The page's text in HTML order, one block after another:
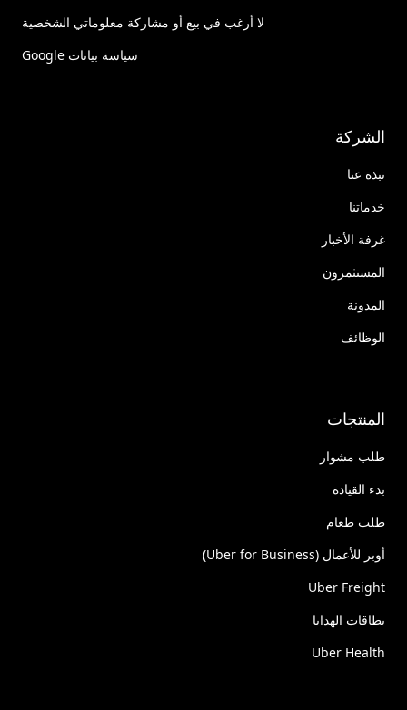
لا أرغب في بيع أو مشاركة معلوماتي الشخصية
سياسة بيانات Google
الشركة
نبذة عنا
خدماتنا
غرفة الأخبار
المستثمرون
المدونة
الوظائف
المنتجات
طلب مشوار
بدء القيادة
طلب طعام
أوبر للأعمال (Uber for Business)
Uber Freight
بطاقات الهدايا
Uber Health